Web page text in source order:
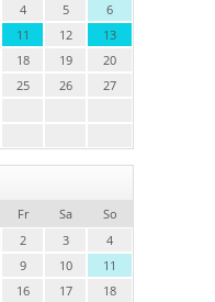
4 5
6
11 12
13
18 19
20
25 26
27
Fr Sa
So
2 3
4
9 10
11
16 17
18